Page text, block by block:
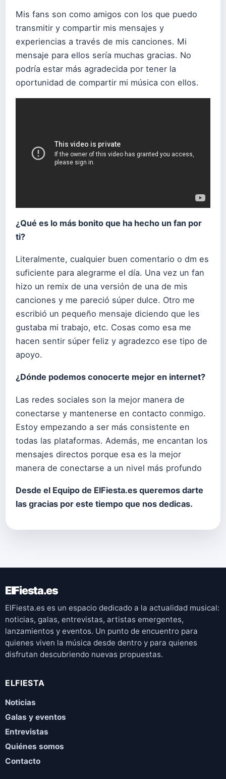
Mis fans son como amigos con los que puedo
transmitir y compartir mis mensajes y
experiencias a través de mis canciones. Mi
mensaje para ellos sería muchas gracias. No
podría estar más agradecida por tener la
oportunidad de compartir mi música con ellos.
¿Qué es lo más bonito que ha hecho un fan por
ti?
Literalmente, cualquier buen comentario o dm es
suficiente para alegrarme el día. Una vez un fan
hizo un remix de una versión de una de mis
canciones y me pareció súper dulce. Otro me
escribió un pequeño mensaje diciendo que les
gustaba mi trabajo, etc. Cosas como esa me
hacen sentir súper feliz y agradezco ese tipo de
apoyo.
¿Dónde podemos conocerte mejor en internet?
Las redes sociales son la mejor manera de
conectarse y mantenerse en contacto conmigo.
Estoy empezando a ser más consistente en
todas las plataformas. Además, me encantan los
mensajes directos porque esa es la mejor
manera de conectarse a un nivel más profundo
Desde el Equipo de ElFiesta.es queremos darte
las gracias por este tiempo que nos dedicas.
ElFiesta.es
ElFiesta.es es un espacio dedicado a la actualidad musical:
noticias, galas, entrevistas, artistas emergentes,
lanzamientos y eventos. Un punto de encuentro para
quienes viven la música desde dentro y para quienes
disfrutan descubriendo nuevas propuestas.
ELFIESTA
Noticias
Galas y eventos
Entrevistas
Quiénes somos
Contacto